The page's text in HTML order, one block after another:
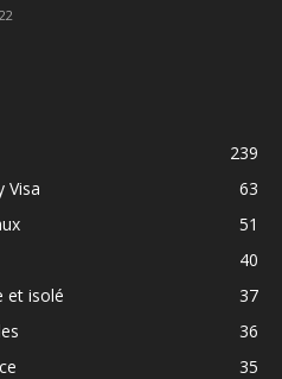
239
Visa
63
51
40
et isolé
37
36
35